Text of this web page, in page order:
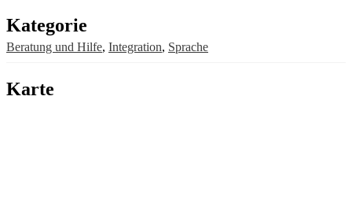
Kategorie
Beratung und Hilfe, Integration, Sprache
Karte